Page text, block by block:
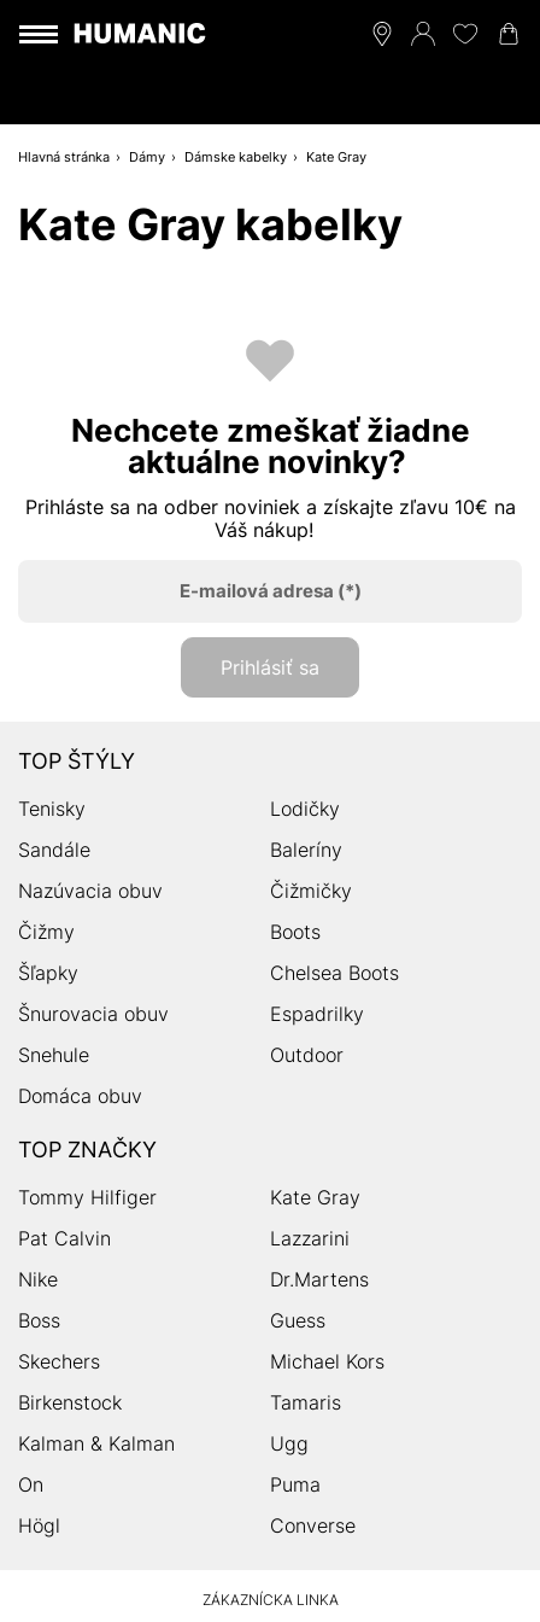
Hlavná stránka Dámy Dámske kabelky Kate Gray
Kate Gray kabelky
Nechcete zmeškať žiadne
aktuálne novinky?
Prihláste sa na odber noviniek a získajte zľavu 10€ na
Váš nákup!
E-mailová adresa (*)
Prihlásiť sa
TOP ŠTÝLY
Tenisky
Lodičky
Sandále
Baleríny
Nazúvacia obuv
Čižmičky
Čižmy
Boots
Šľapky
Chelsea Boots
Šnurovacia obuv
Espadrilky
Snehule
Outdoor
Domáca obuv
TOP ZNAČKY
Tommy Hilfiger
Kate Gray
Pat Calvin
Lazzarini
Nike
Dr.Martens
Boss
Guess
Skechers
Michael Kors
Birkenstock
Tamaris
Kalman & Kalman
Ugg
On
Puma
Högl
Converse
ZÁKAZNÍCKA LINKA